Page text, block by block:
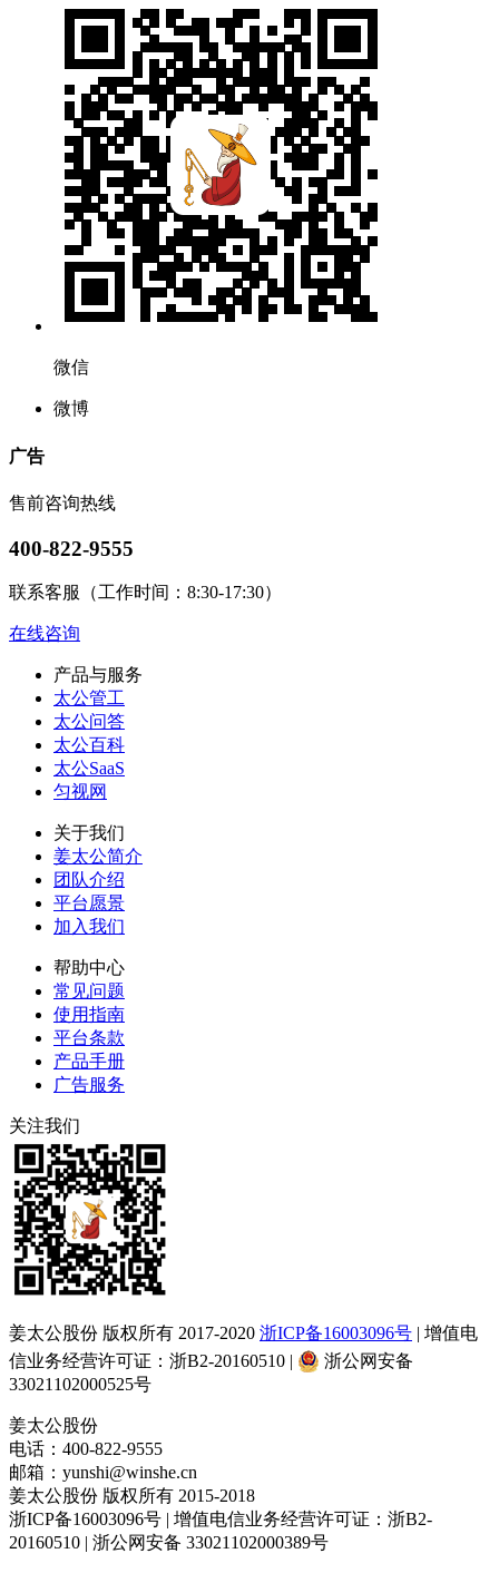
微信
微博
广告
售前咨询热线
400-822-9555
联系客服（工作时间：8:30-17:30）
在线咨询
产品与服务
太公管工
太公问答
太公百科
太公SaaS
匀视网
关于我们
姜太公简介
团队介绍
平台愿景
加入我们
帮助中心
常见问题
使用指南
平台条款
产品手册
广告服务
关注我们
姜太公股份 版权所有 2017-2020 浙ICP备16003096号 | 增值电
信业务经营许可证：浙B2-20160510 |
浙公网安备
33021102000525号
姜太公股份
电话：400-822-9555
邮箱：yunshi@winshe.cn
姜太公股份 版权所有 2015-2018
浙ICP备16003096号 | 增值电信业务经营许可证：浙B2-
20160510 | 浙公网安备 33021102000389号